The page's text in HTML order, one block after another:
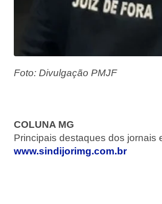
Foto: Divulgação PMJF
COLUNA MG
Principais destaques dos jornais
www.sindijorimg.com.br